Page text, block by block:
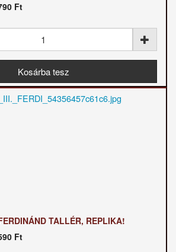
Ft
TALLÉR, REPLIKA!
Ft